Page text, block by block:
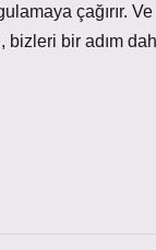
çağırır.
bizleri bir adım